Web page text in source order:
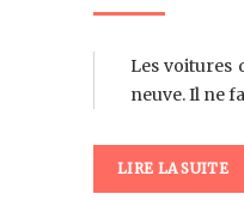
Les voitures
neuve. Il ne
LIRE LA SUITE